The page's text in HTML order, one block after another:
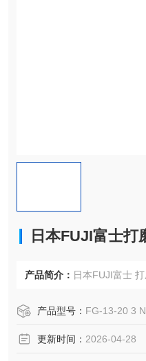
日本FUJI富士打
产品简介： 日本FUJI富士
产品型号： FG-13-20 3 N
更新时间： 2026-04-28